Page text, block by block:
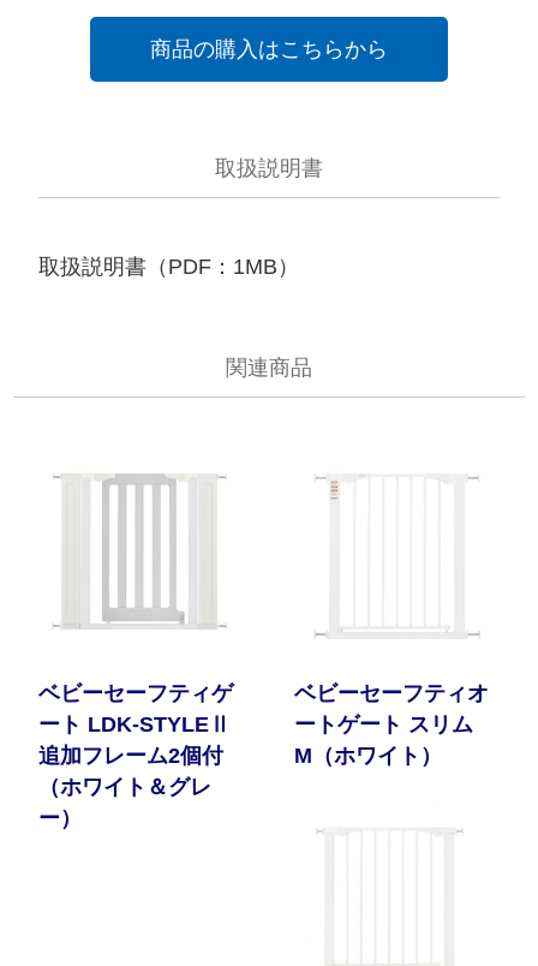
商品の購入はこちらから
取扱説明書
取扱説明書（PDF：1MB）
関連商品
ベビーセーフティゲ
ート LDK-STYLEⅡ
追加フレーム2個付
（ホワイト＆グレ
ー）
ベビーセーフティオ
ートゲート スリム
M（ホワイト）